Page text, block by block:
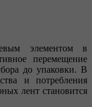
элементом в
перемещение
до упаковки. В
и потребления
лент становится